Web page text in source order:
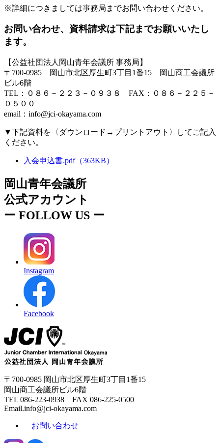
※詳細につきましては事務局までお問い合わせください。
お問い合わせ、資料請求は下記までお願いいたし
ます。
【公益社団法人岡山青年会議所 事務局】
〒700-0985 岡山市北区厚生町3丁目1番15 岡山商工会議所
ビル6階
TEL：０８６－２２３－０９３８ FAX：０８６－２２５－
０５００
email：info@jci-okayama.com
▼下記資料を〈ダウンロード→プリントアウト〉してご記入
ください。
入会申込書.pdf（363KB）
岡山青年会議所
公式アカウント
ー FOLLOW US ー
Instagram
Facebook
〒700-0985 岡山市北区厚生町3丁目1番15
岡山商工会議所ビル6階
TEL 086-223-0938 FAX 086-225-0500
Email.info@jci-okayama.com
お問い合わせ